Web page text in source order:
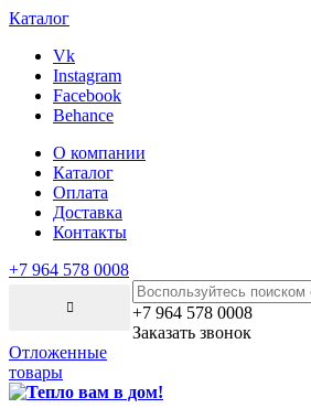
Каталог
Vk
Instagram
Facebook
Behance
О компании
Каталог
Оплата
Доставка
Контакты
+7 964 578 0008
+7 964 578 0008
Заказать звонок
Отложенные
товары